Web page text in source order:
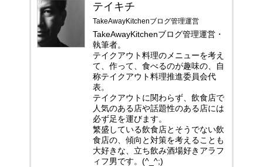
テイキチ
TakeAwayKitchenブログ管理運営
TakeAwayKitchenブログ管理運営・
執筆者。
テイクアウト料理のメニューを考え
て、作って、食べるのが趣味の、自
称テイクアウト料理推進委員会代
表。
テイクアウトに関わらず、飲食店で
人気のある店や話題性のある店には
必ず足を運びます。
繁盛している飲食店とそうでない飲
食店の、傾向と対策を考えることも
大好きな、立ち飲み酒場好きアラフ
ィフ男です。(^_^;)